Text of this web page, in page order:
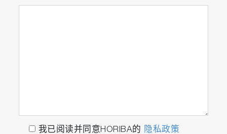
我已阅读并同意HORIBA的 隐私政策